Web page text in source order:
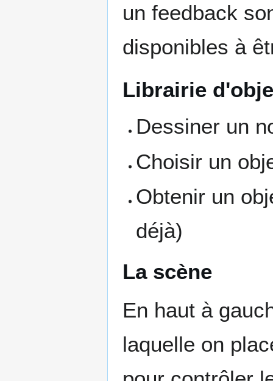
un feedback
disponibles à
Librairie
Dessiner un
Choisir un
Obtenir un
déjà)
La scène
En haut à
laquelle on